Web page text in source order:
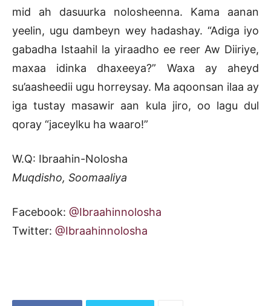
mid ah dasuurka nolosheenna. Kama aanan
yeelin, ugu dambeyn wey hadashay. “Adiga iyo
gabadha Istaahil la yiraadho ee reer Aw Diiriye,
maxaa idinka dhaxeeya?” Waxa ay aheyd
su’aasheedii ugu horreysay. Ma aqoonsan ilaa ay
iga tustay masawir aan kula jiro, oo lagu dul
qoray “jaceylku ha waaro!”
W.Q: Ibraahin-Nolosha
Muqdisho, Soomaaliya
Facebook: @Ibraahinnolosha
Twitter: @Ibraahinnolosha